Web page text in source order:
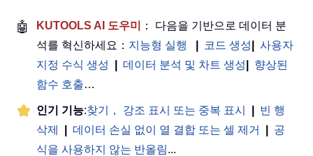
🤖 KUTOOLS AI 도우미
： 다음을 기반으로 데이터 분
석를 혁신하세요： 지능형 실행 코드 생성
사용자
지정 수식 생성
데이터 분석 및 차트 생성
향상된
함수 호출…
인기 기능:찾기， 강조 표시 또는 중복 표시
빈 행
삭제
데이터 손실 없이 열 결합 또는 셀 제거
공
식을 사용하지 않는 반올림...